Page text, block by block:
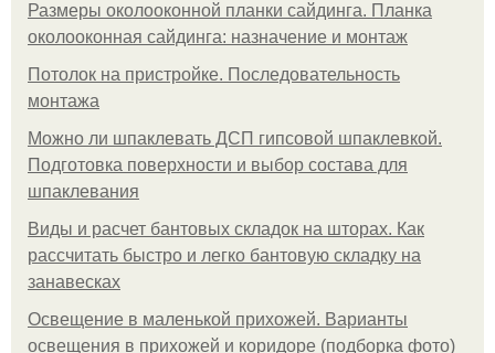
Размеры околооконной планки сайдинга. Планка
околооконная сайдинга: назначение и монтаж
Потолок на пристройке. Последовательность
монтажа
Можно ли шпаклевать ДСП гипсовой шпаклевкой.
Подготовка поверхности и выбор состава для
шпаклевания
Виды и расчет бантовых складок на шторах. Как
рассчитать быстро и легко бантовую складку на
занавесках
Освещение в маленькой прихожей. Варианты
освещения в прихожей и коридоре (подборка фото)